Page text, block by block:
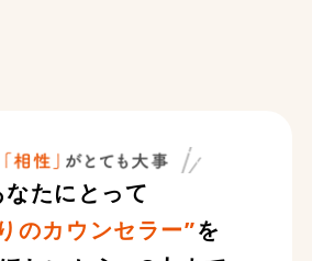
なたにとって
のカウンセラー”を